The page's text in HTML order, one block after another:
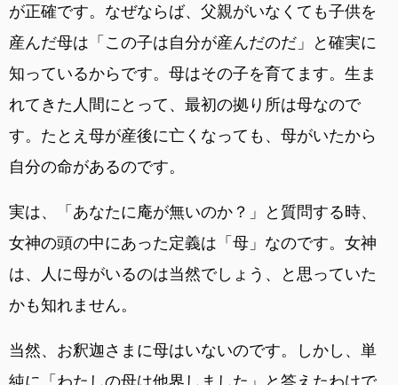
が正確です。なぜならば、父親がいなくても子供を
産んだ母は「この子は自分が産んだのだ」と確実に
知っているからです。母はその子を育てます。生ま
れてきた人間にとって、最初の拠り所は母なので
す。たとえ母が産後に亡くなっても、母がいたから
自分の命があるのです。
実は、「あなたに庵が無いのか？」と質問する時、
女神の頭の中にあった定義は「母」なのです。女神
は、人に母がいるのは当然でしょう、と思っていた
かも知れません。
当然、お釈迦さまに母はいないのです。しかし、単
純に「わたしの母は他界しました」と答えたわけで